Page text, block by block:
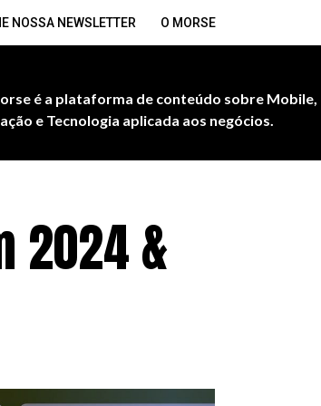
NOSSA NEWSLETTER O MORSE
é a plataforma de conteúdo sobre Mobile,
e Tecnologia aplicada aos negócios.
2024 &